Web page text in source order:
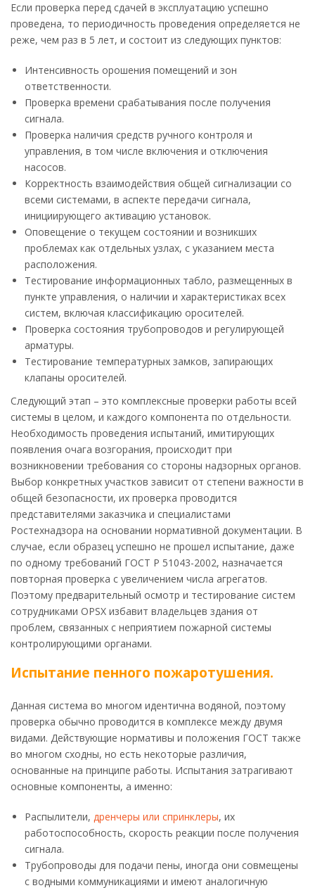
Если проверка перед сдачей в эксплуатацию успешно
проведена, то периодичность проведения определяется не
реже, чем раз в 5 лет, и состоит из следующих пунктов:
Интенсивность орошения помещений и зон
ответственности.
Проверка времени срабатывания после получения
сигнала.
Проверка наличия средств ручного контроля и
управления, в том числе включения и отключения
насосов.
Корректность взаимодействия общей сигнализации со
всеми системами, в аспекте передачи сигнала,
инициирующего активацию установок.
Оповещение о текущем состоянии и возникших
проблемах как отдельных узлах, с указанием места
расположения.
Тестирование информационных табло, размещенных в
пункте управления, о наличии и характеристиках всех
систем, включая классификацию оросителей.
Проверка состояния трубопроводов и регулирующей
арматуры.
Тестирование температурных замков, запирающих
клапаны оросителей.
Следующий этап – это комплексные проверки работы всей
системы в целом, и каждого компонента по отдельности.
Необходимость проведения испытаний, имитирующих
появления очага возгорания, происходит при
возникновении требования со стороны надзорных органов.
Выбор конкретных участков зависит от степени важности в
общей безопасности, их проверка проводится
представителями заказчика и специалистами
Ростехнадзора на основании нормативной документации. В
случае, если образец успешно не прошел испытание, даже
по одному требований ГОСТ Р 51043-2002, назначается
повторная проверка с увеличением числа агрегатов.
Поэтому предварительный осмотр и тестирование систем
сотрудниками OPSX избавит владельцев здания от
проблем, связанных с неприятием пожарной системы
контролирующими органами.
Испытание пенного пожаротушения.
Данная система во многом идентична водяной, поэтому
проверка обычно проводится в комплексе между двумя
видами. Действующие нормативы и положения ГОСТ также
во многом сходны, но есть некоторые различия,
основанные на принципе работы. Испытания затрагивают
основные компоненты, а именно:
Распылители, дренчеры или спринклеры, их
работоспособность, скорость реакции после получения
сигнала.
Трубопроводы для подачи пены, иногда они совмещены
с водными коммуникациями и имеют аналогичную